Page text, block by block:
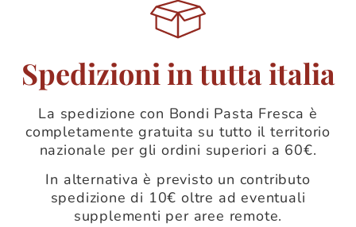
Spedizioni in tutta italia
La spedizione con Bondi Pasta Fresca è
completamente gratuita su tutto il territorio
nazionale per gli ordini superiori a 60€.
In alternativa è previsto un contributo
spedizione di 10€ oltre ad eventuali
supplementi per aree remote.